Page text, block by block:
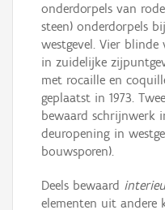
onderdorpels van
steen) onderdorpels
westgevel. Vier blinde
in zuidelijke
met rocaille en
geplaatst in 1973.
bewaard schrijnwerk
deuropening in
bouwsporen).
Deels bewaard
elementen uit andere